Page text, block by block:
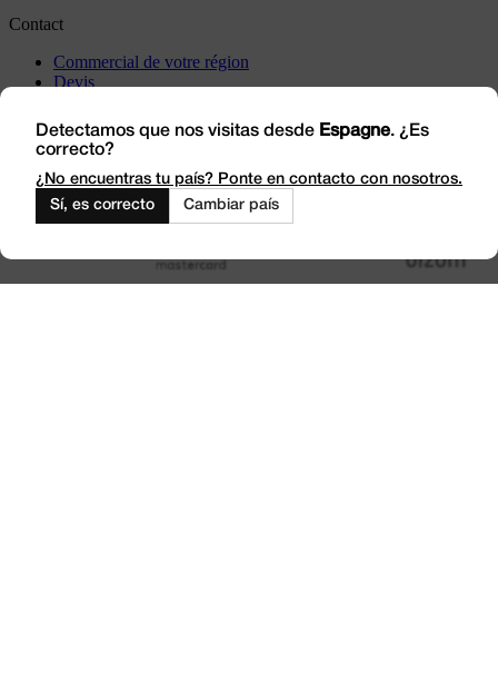
Contact
Commercial de votre région
Devis
Rendez-nous visite
Travaillez avec nous
Outlet
Detectamos que nos visitas desde Espagne. ¿Es
correcto?
¿No encuentras tu país? Ponte en contacto con nosotros.
Sí, es correcto
Cambiar país